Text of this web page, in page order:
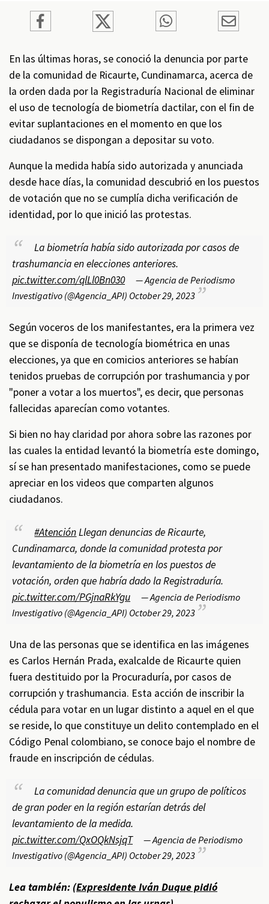
En las últimas horas, se conoció la denuncia por parte
de la comunidad de Ricaurte, Cundinamarca, acerca de
la orden dada por la Registraduría Nacional de eliminar
el uso de tecnología de biometría dactilar, con el fin de
evitar suplantaciones en el momento en que los
ciudadanos se dispongan a depositar su voto.
Aunque la medida había sido autorizada y anunciada
desde hace días, la comunidad descubrió en los puestos
de votación que no se cumplía dicha verificación de
identidad, por lo que inició las protestas.
La biometría había sido autorizada por casos de
trashumancia en elecciones anteriores.
pic.twitter.com/qlLl0Bn030
— Agencia de Periodismo
Investigativo (@Agencia_API) October 29, 2023
Según voceros de los manifestantes, era la primera vez
que se disponía de tecnología biométrica en unas
elecciones, ya que en comicios anteriores se habían
tenidos pruebas de corrupción por trashumancia y por
"poner a votar a los muertos", es decir, que personas
fallecidas aparecían como votantes.
Si bien no hay claridad por ahora sobre las razones por
las cuales la entidad levantó la biometría este domingo,
sí se han presentado manifestaciones, como se puede
apreciar en los videos que comparten algunos
ciudadanos.
#AtenciónLlegan denuncias de Ricaurte,
Cundinamarca, donde la comunidad protesta por
levantamiento de la biometría en los puestos de
votación, orden que habría dado la Registraduría.
pic.twitter.com/PGjnaRkYgu
— Agencia de Periodismo
Investigativo (@Agencia_API) October 29, 2023
Una de las personas que se identifica en las imágenes
es Carlos Hernán Prada, exalcalde de Ricaurte quien
fuera destituido por la Procuraduría, por casos de
corrupción y trashumancia. Esta acción de inscribir la
cédula para votar en un lugar distinto a aquel en el que
se reside, lo que constituye un delito contemplado en el
Código Penal colombiano, se conoce bajo el nombre de
fraude en inscripción de cédulas.
La comunidad denuncia que un grupo de políticos
de gran poder en la región estarían detrás del
levantamiento de la medida.
pic.twitter.com/QxOQkNsjqT
— Agencia de Periodismo
Investigativo (@Agencia_API) October 29, 2023
Lea también: (Expresidente Iván Duque pidió